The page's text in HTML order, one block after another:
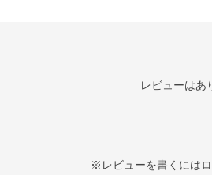
レビューはあ
※レビューを書くには